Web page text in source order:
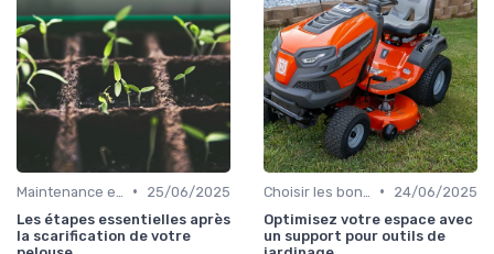
•
25/06/2025
Les étapes essentielles après
la scarification de votre
•
24/06/2025
Optimisez votre espace avec
un support pour outils de